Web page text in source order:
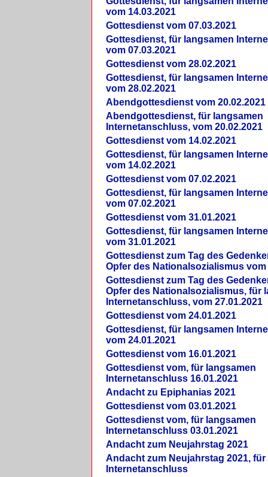
vom 14.03.2021
Gottesdienst vom 07.03.2021
Gottesdienst, für langsamen
vom 07.03.2021
Gottesdienst vom 28.02.2021
Gottesdienst, für langsamen
vom 28.02.2021
Abendgottesdienst vom 20.02.2021
Abendgottesdienst, für langsamen
Internetanschluss, vom 20.02.2021
Gottesdienst vom 14.02.2021
Gottesdienst, für langsamen
vom 14.02.2021
Gottesdienst vom 07.02.2021
Gottesdienst, für langsamen
vom 07.02.2021
Gottesdienst vom 31.01.2021
Gottesdienst, für langsamen
vom 31.01.2021
Gottesdienst zum Tag des
Opfer des Nationalsozialismus vom
Gottesdienst zum Tag des
Opfer des Nationalsozialismus, für
Internetanschluss, vom 27.01.2021
Gottesdienst vom 24.01.2021
Gottesdienst, für langsamen
vom 24.01.2021
Gottesdienst vom 16.01.2021
Gottesdienst vom, für langsamen
Internetanschluss 16.01.2021
Andacht zu Epiphanias 2021
Gottesdienst vom 03.01.2021
Gottesdienst vom, für langsamen
Internetanschluss 03.01.2021
Andacht zum Neujahrstag 2021
Andacht zum Neujahrstag 2021,
Internetanschluss